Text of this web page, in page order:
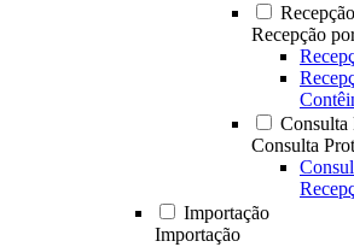
Recepção
Consulta
Consulta
Importação
Importação